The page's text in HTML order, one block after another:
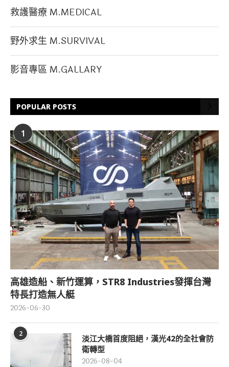
救護醫療 M.MEDICAL
野外求生 M.SURVIVAL
影音專區 M.GALLARY
POPULAR POSTS
1
高雄造船、新竹運算，STR8 Industries發揮台灣
特長打造無人艇
2026-06-30
2
淡江大橋首度阻絕，漢光42的全社會防
衛轉型
2026-08-04